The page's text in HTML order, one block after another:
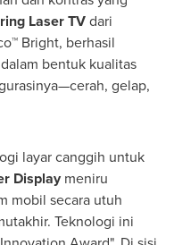
Laser TVdari
Bright, berhasil
bentuk kualitas
gelap,
layar canggih untuk
Display meniru
mobil secara utuh
Teknologi ini